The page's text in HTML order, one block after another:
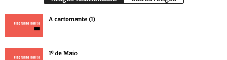
A cartomante (1)
1º de Maio